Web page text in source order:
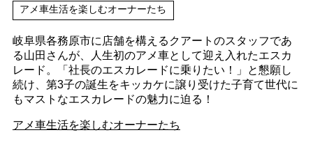
アメ車生活を楽しむオーナーたち
岐阜県各務原市に店舗を構えるクアートのスタッフであ
る山田さんが、人生初のアメ車として迎え入れたエスカ
レード。「社長のエスカレードに乗りたい！」と懇願し
続け、第3子の誕生をキッカケに譲り受けた子育て世代に
もマストなエスカレードの魅力に迫る！
アメ車生活を楽しむオーナーたち